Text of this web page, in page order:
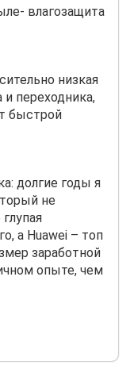
влагозащита
низкая
переходника,
быстрой
долгие годы я
не
а Huawei – топ
заработной
опыте, чем